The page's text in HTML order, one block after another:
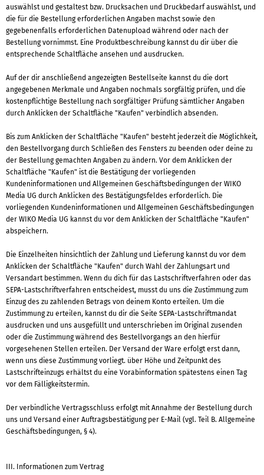
auswählst und gestaltest bzw. Drucksachen und Druckbedarf auswählst, und
die für die Bestellung erforderlichen Angaben machst sowie den
gegebenenfalls erforderlichen Datenupload während oder nach der
Bestellung vornimmst. Eine Produktbeschreibung kannst du dir über die
entsprechende Schaltfläche ansehen und ausdrucken.
Auf der dir anschließend angezeigten Bestellseite kannst du die dort
angegebenen Merkmale und Angaben nochmals sorgfältig prüfen, und die
kostenpflichtige Bestellung nach sorgfältiger Prüfung sämtlicher Angaben
durch Anklicken der Schaltfläche "Kaufen" verbindlich absenden.
Bis zum Anklicken der Schaltfläche "Kaufen" besteht jederzeit die Möglichkeit,
den Bestellvorgang durch Schließen des Fensters zu beenden oder deine zu
der Bestellung gemachten Angaben zu ändern. Vor dem Anklicken der
Schaltfläche "Kaufen" ist die Bestätigung der vorliegenden
Kundeninformationen und Allgemeinen Geschäftsbedingungen der WIKO
Media UG durch Anklicken des Bestätigungsfeldes erforderlich. Die
vorliegenden Kundeninformationen und Allgemeinen Geschäftsbedingungen
der WIKO Media UG kannst du vor dem Anklicken der Schaltfläche "Kaufen"
abspeichern.
Die Einzelheiten hinsichtlich der Zahlung und Lieferung kannst du vor dem
Anklicken der Schaltfläche "Kaufen" durch Wahl der Zahlungsart und
Versandart bestimmen. Wenn du dich für das Lastschriftverfahren oder das
SEPA-Lastschriftverfahren entscheidest, musst du uns die Zustimmung zum
Einzug des zu zahlenden Betrags von deinem Konto erteilen. Um die
Zustimmung zu erteilen, kannst du dir die Seite SEPA-Lastschriftmandat
ausdrucken und uns ausgefüllt und unterschrieben im Original zusenden
oder die Zustimmung während des Bestellvorgangs an den hierfür
vorgesehenen Stellen erteilen. Der Versand der Ware erfolgt erst dann,
wenn uns diese Zustimmung vorliegt. über Höhe und Zeitpunkt des
Lastschrifteinzugs erhältst du eine Vorabinformation spätestens einen Tag
vor dem Fälligkeitstermin.
Der verbindliche Vertragsschluss erfolgt mit Annahme der Bestellung durch
uns und Versand einer Auftragsbestätigung per E-Mail (vgl. Teil B. Allgemeine
Geschäftsbedingungen, § 4).
III. Informationen zum Vertrag